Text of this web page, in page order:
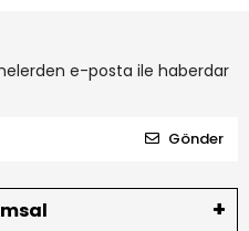
e-posta ile haberdar
Gönder